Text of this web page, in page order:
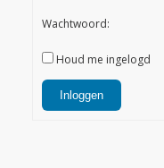
Wachtwoord:
Houd me ingelogd
Inloggen